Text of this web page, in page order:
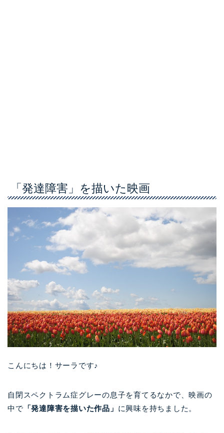
「発達障害」を描いた映画
こんにちは！サーラです♪
自閉スペクトラム症グレーの息子を育てるなかで、映画の
中で 「発達障害を描いた作品」 に興味を持ちました。